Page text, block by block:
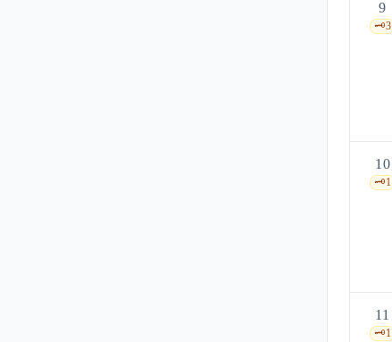
9
🗝️3
10
🗝️1
11
🗝️1